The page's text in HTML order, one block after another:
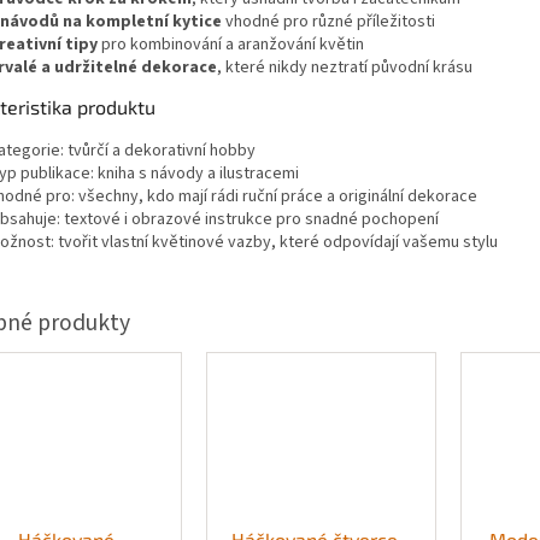
na kompletní kytice vhodné pro různé příležitosti
tipypro kombinování a aranžování květin
a udržitelné dekorace, které nikdy neztratí původní krásu
produktu
tvůrčí a dekorativní hobby
publikace: kniha s návody a ilustracemi
pro: všechny, kdo mají rádi ruční práce a originální dekorace
textové i obrazové instrukce pro snadné pochopení
tvořit vlastní květinové vazby, které odpovídají vašemu stylu